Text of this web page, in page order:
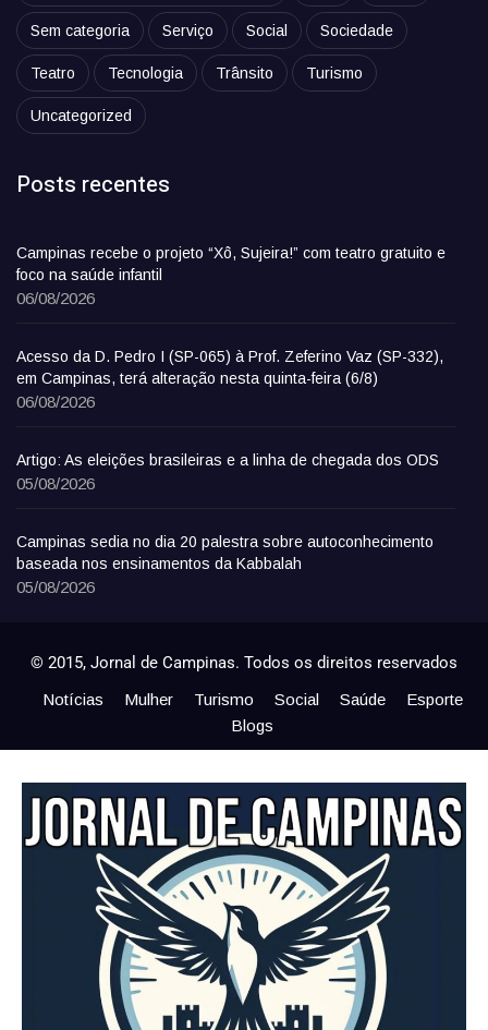
Sem categoria Serviço Social Sociedade
Teatro Tecnologia Trânsito Turismo
Uncategorized
Posts recentes
Campinas recebe o projeto “Xô, Sujeira!” com teatro gratuito e
foco na saúde infantil
06/08/2026
Acesso da D. Pedro I (SP-065) à Prof. Zeferino Vaz (SP-332),
em Campinas, terá alteração nesta quinta-feira (6/8)
06/08/2026
Artigo: As eleições brasileiras e a linha de chegada dos ODS
05/08/2026
Campinas sedia no dia 20 palestra sobre autoconhecimento
baseada nos ensinamentos da Kabbalah
05/08/2026
© 2015, Jornal de Campinas. Todos os direitos reservados
Notícias Mulher Turismo Social Saúde
Esporte
Blogs